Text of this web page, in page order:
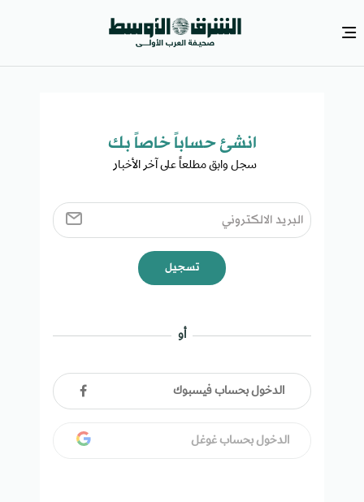
انشئ حساباً خاصاً بك​
سجل وابق مطلعاً على آخر الأخبار ​
تسجيل
أو
الدخول بحساب فيسبوك
الدخول بحساب غوغل